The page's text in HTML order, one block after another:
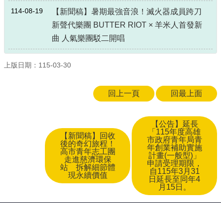
114-08-19
【新聞稿】暑期最強音浪！滅火器成員跨刀
新聲代樂團 BUTTER RIOT × 羊米人首發新
曲 人氣樂團駁二開唱
上版日期：115-03-30
回上一頁 回最上面
【新聞稿】回收
後的奇幻旅程！
高市青年志工團
走進慈濟環保
站 拆解細節體
現永續價值
【公告】延長
「115年度高雄
市政府青年局青
年創業補助實施
計畫(一般型)」
申請受理期限，
自115年3月31
日延長至同年4
月15日。